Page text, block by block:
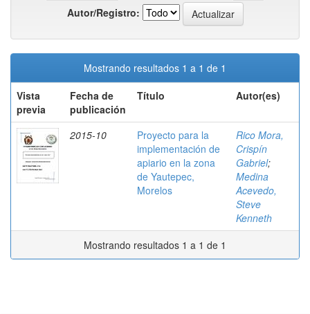
Autor/Registro:
Mostrando resultados 1 a 1 de 1
Vista
previa
Fecha de
publicación
Título Autor(es)
2015-10
Proyecto para la
implementación de
apiario en la zona
de Yautepec,
Morelos
Rico Mora,
Crispín
Gabriel;
Medina
Acevedo,
Steve
Kenneth
Mostrando resultados 1 a 1 de 1